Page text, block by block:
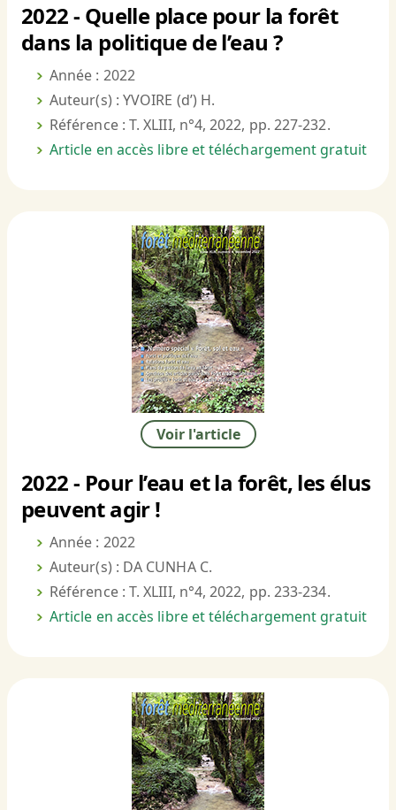
2022 - Quelle place pour la forêt
dans la politique de l’eau ?
Année : 2022
Auteur(s) : YVOIRE (d’) H.
Référence : T. XLIII, n°4, 2022, pp. 227-232.
Article en accès libre et téléchargement gratuit
Voir l'article
2022 - Pour l’eau et la forêt, les élus
peuvent agir !
Année : 2022
Auteur(s) : DA CUNHA C.
Référence : T. XLIII, n°4, 2022, pp. 233-234.
Article en accès libre et téléchargement gratuit